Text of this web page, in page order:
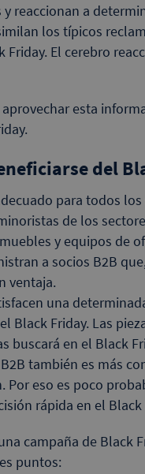
reaccionan a
los típicos
El cerebro
esta
del
para todos
de los
y equipos de
a socios B2B
ventaja.
una
Black Friday. Las
buscará en el Black
también es más
Por eso es poco
rápida en el Black
campaña de Black
puntos: